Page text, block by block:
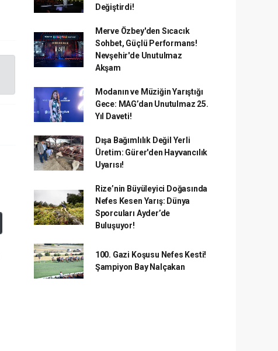
Değiştirdi!
Merve Özbey'den Sıcacık
Sohbet, Güçlü Performans!
Nevşehir'de Unutulmaz
Akşam
Modanın ve Müziğin Yarıştığı
Gece: MAG’dan Unutulmaz 25.
Yıl Daveti!
Dışa Bağımlılık Değil Yerli
Üretim: Gürer'den Hayvancılık
Uyarısı!
Rize’nin Büyüleyici Doğasında
Nefes Kesen Yarış: Dünya
Sporcuları Ayder’de
Buluşuyor!
100. Gazi Koşusu Nefes Kesti!
Şampiyon Bay Nalçakan